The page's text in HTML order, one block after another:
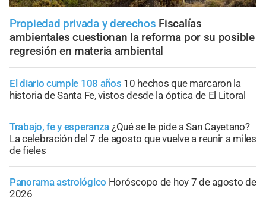
Propiedad privada y derechos Fiscalías
ambientales cuestionan la reforma por su posible
regresión en materia ambiental
El diario cumple 108 años 10 hechos que marcaron la
historia de Santa Fe, vistos desde la óptica de El Litoral
Trabajo, fe y esperanza ¿Qué se le pide a San Cayetano?
La celebración del 7 de agosto que vuelve a reunir a miles
de fieles
Panorama astrológico Horóscopo de hoy 7 de agosto de
2026